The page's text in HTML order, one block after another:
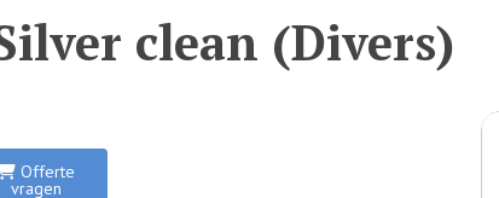
clean (Divers)
Offerte
vragen